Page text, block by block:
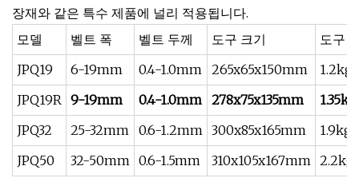
장재와 같은 특수 제품에 널리 적용됩니다.
모델
벨트 폭 벨트 두께 도구 크기
도구
JPQ19
6-19mm 0.4-1.0mm 265x65x150mm
1.2kg
JPQ19R 9-19mm 0.4-1.0mm 278x75x135mm
1.35kg
JPQ32
25-32mm 0.6-1.2mm 300x85x165mm
1.9kg
JPQ50
32-50mm 0.6-1.5mm 310x105x167mm 2.2kg